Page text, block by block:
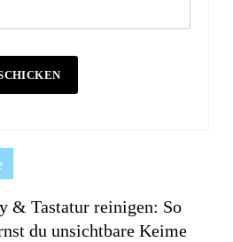
& Tastatur reinigen: So
du unsichtbare Keime